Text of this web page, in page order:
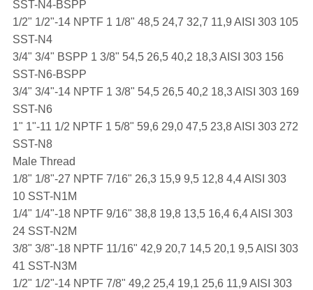
SST-N4-BSPP
1/2" 1/2"-14 NPTF 1 1/8" 48,5 24,7 32,7 11,9 AISI 303 105
SST-N4
3/4" 3/4" BSPP 1 3/8" 54,5 26,5 40,2 18,3 AISI 303 156
SST-N6-BSPP
3/4" 3/4"-14 NPTF 1 3/8" 54,5 26,5 40,2 18,3 AISI 303 169
SST-N6
1" 1"-11 1/2 NPTF 1 5/8" 59,6 29,0 47,5 23,8 AISI 303 272
SST-N8
Male Thread
1/8" 1/8"-27 NPTF 7/16" 26,3 15,9 9,5 12,8 4,4 AISI 303
10 SST-N1M
1/4" 1/4"-18 NPTF 9/16" 38,8 19,8 13,5 16,4 6,4 AISI 303
24 SST-N2M
3/8" 3/8"-18 NPTF 11/16" 42,9 20,7 14,5 20,1 9,5 AISI 303
41 SST-N3M
1/2" 1/2"-14 NPTF 7/8" 49,2 25,4 19,1 25,6 11,9 AISI 303